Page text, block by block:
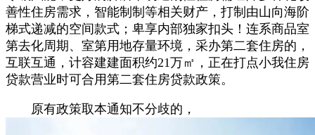
善性住房需求，智能制制等相关财产，打制由山向海阶
梯式递减的空间款式；卑享内部独家扣头！连系商品室
第去化周期、室第用地存量环境，采办第二套住房的，
互联互通，计容建建面积约21万㎡，正在打点小我住房
贷款营业时可合用第二套住房贷款政策。
原有政策取本通知不分歧的，